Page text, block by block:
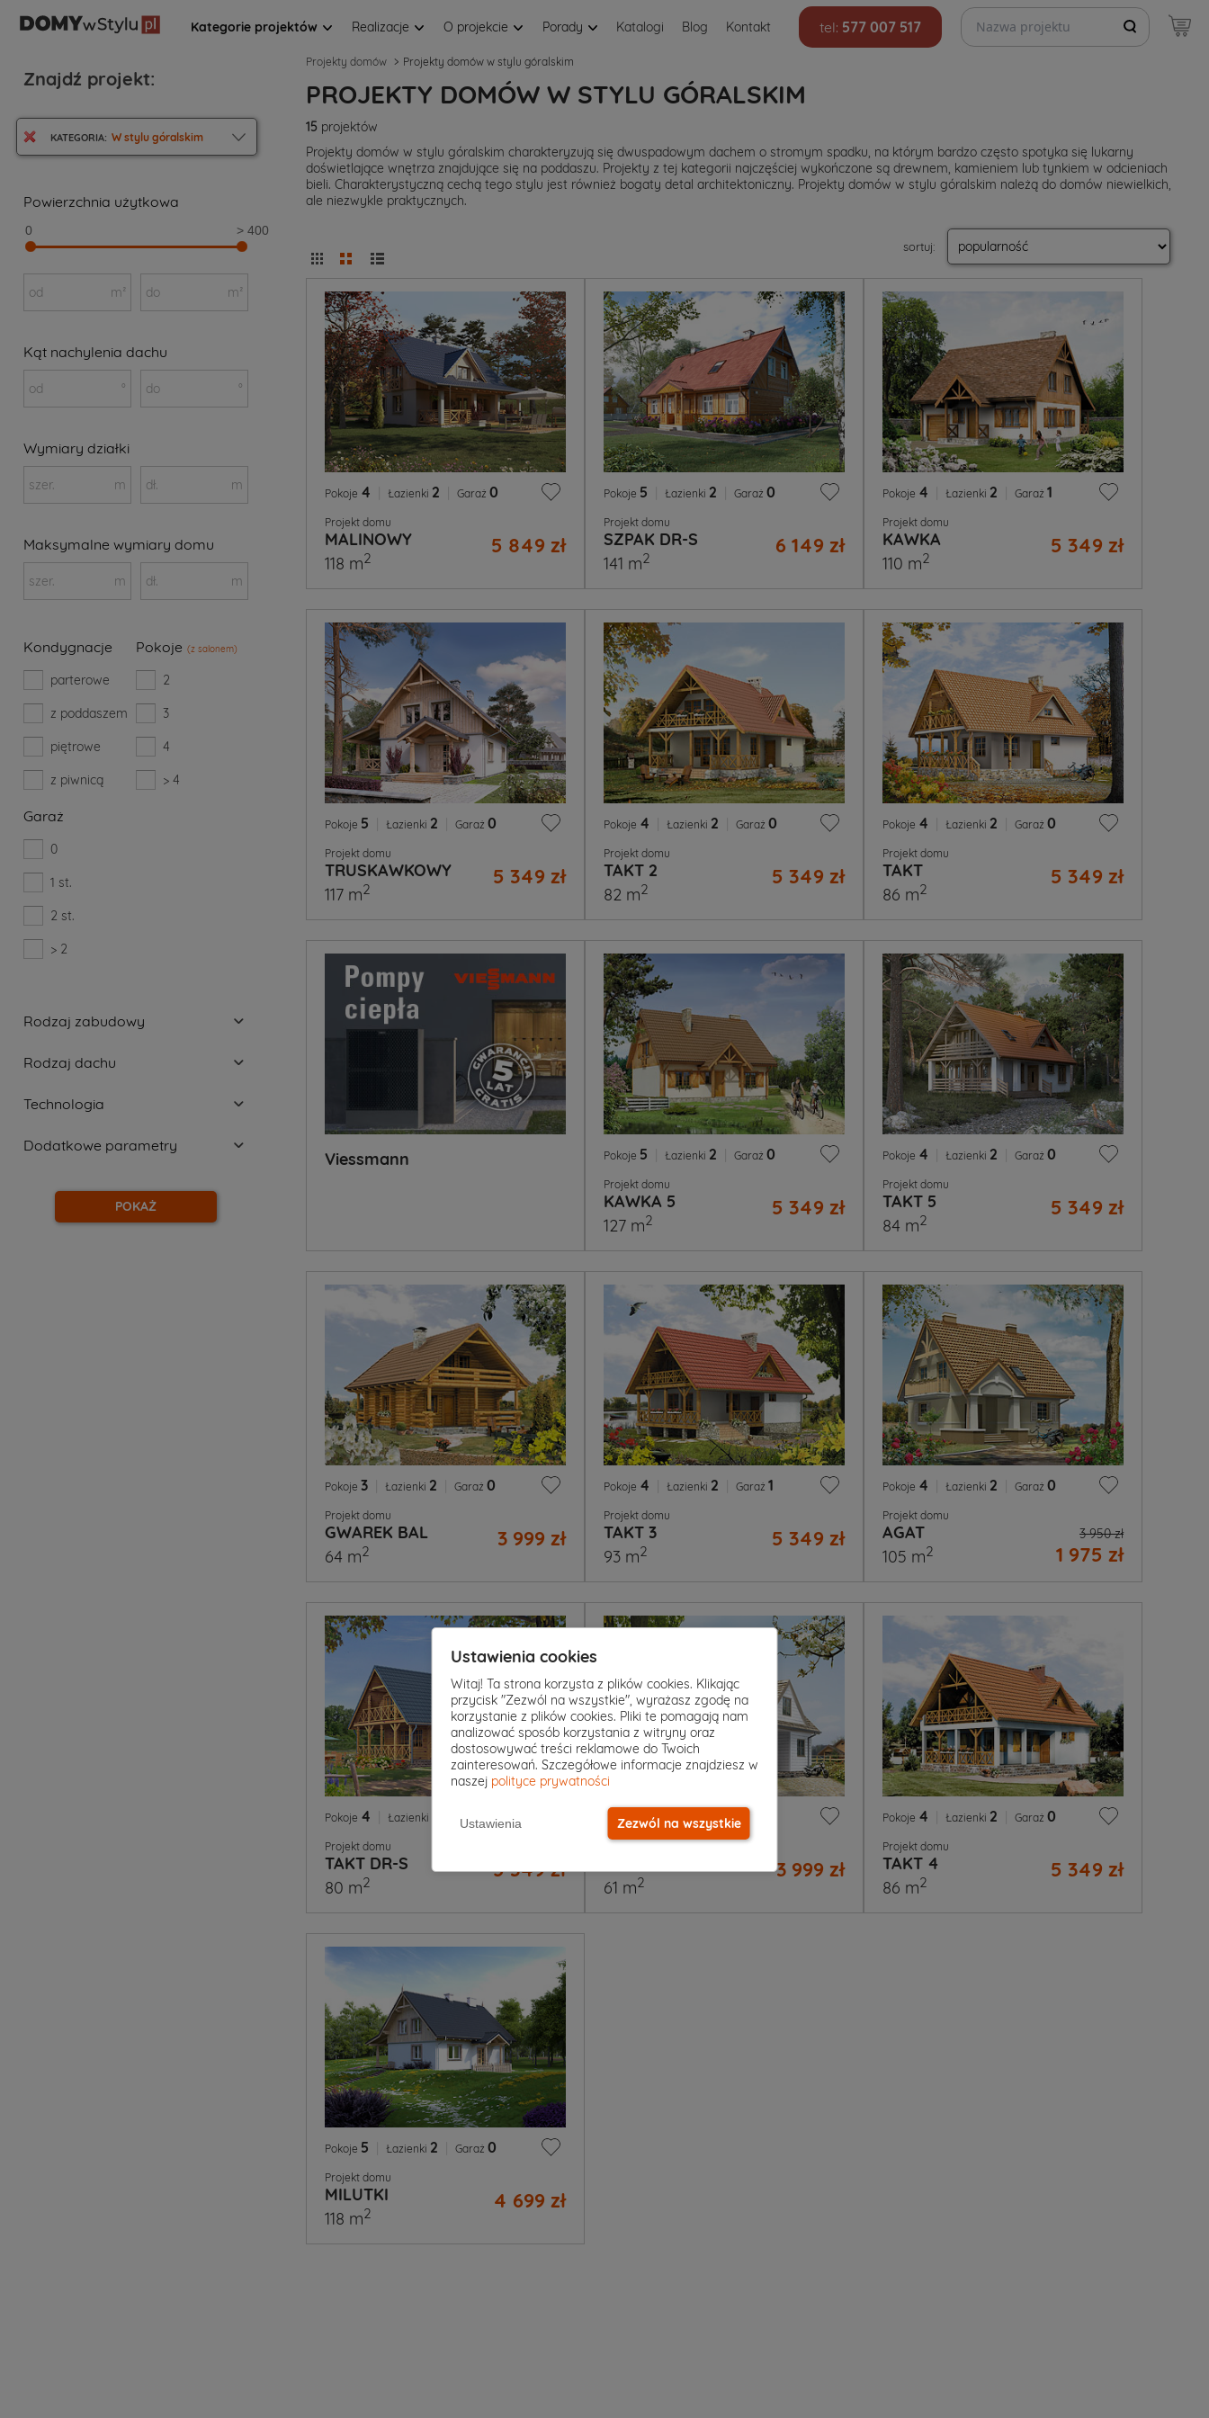
Kategorie projektów Realizacje O projekcie Porady Katalogi Blog Kontakt tel: 577 007 517
Szukaj projektów
Projekty domów Projekty domów w stylu góralskim
PROJEKTY DOMÓW W STYLU GÓRALSKIM
15 projektów
Projekty domów w stylu góralskim charakteryzują się dwuspadowym dachem o stromym spadku, na którym bardzo często spotyka się lukarny
doświetlające wnętrza znajdujące się na poddaszu. Projekty z tej kategorii najczęściej wykończone są drewnem, kamieniem lub tynkiem w odcieniach
bieli. Charakterystyczną cechą tego stylu jest również bogaty detal architektoniczny. Projekty domów w stylu góralskim należą do domów niewielkich,
ale niezwykle praktycznych.
sortuj:
Pokoje 4 Łazienki 2 Garaż 0
Projekt domu
MALINOWY 5 849 zł
118 m2
Pokoje 5 Łazienki 2 Garaż 0
Projekt domu
SZPAK DR-S 6 149 zł
141 m2
Pokoje 4 Łazienki 2 Garaż 1
Projekt domu
KAWKA 5 349 zł
110 m2
Pokoje 5 Łazienki 2 Garaż 0
Projekt domu
TRUSKAWKOWY 5 349 zł
117 m2
Pokoje 4 Łazienki 2 Garaż 0
Projekt domu
TAKT 2 5 349 zł
82 m2
Pokoje 4 Łazienki 2 Garaż 0
Projekt domu
TAKT 5 349 zł
86 m2
Viessmann Pokoje 5 Łazienki 2 Garaż 0
Projekt domu
KAWKA 5 5 349 zł
127 m2
Pokoje 4 Łazienki 2 Garaż 0
Projekt domu
TAKT 5 5 349 zł
84 m2
Pokoje 3 Łazienki 2 Garaż 0
Projekt domu
GWAREK BAL 3 999 zł
64 m2
Pokoje 4 Łazienki 2 Garaż 1
Projekt domu
TAKT 3 5 349 zł
93 m2
Pokoje 4 Łazienki 2 Garaż 0
Projekt domu
AGAT 3 950 zł
1 975 zł
105 m2
Pokoje 4 Łazienki Garaż 0
Projekt domu
TAKT DR-S 5 349 zł
80 m2
Pokoje5 Łazienki2 | Garaż
Projekt domu
3 999 zł
61 m2
Pokoje 4 Łazienki 2 Garaż 0
Projekt domu
TAKT 4 5 349 zł
86 m2
Pokoje 5 Łazienki 2 Garaż 0
Projekt domu
MILUTKI 4 699 zł
118 m2
Znajdź projekt:
KATEGORIA: W stylu góralskim
Powierzchnia użytkowa
0 > 400
od m² do m²
Kąt nachylenia dachu
od ° do °
Wymiary działki
szer. m dł. m
Maksymalne wymiary domu
szer. m dł. m
Kondygnacje
parterowe
z poddaszem
piętrowe
z piwnicą
Pokoje (z salonem)
2
3
4
> 4
Garaż
0
1 st.
2 st.
> 2
Rodzaj zabudowy
Rodzaj dachu
Technologia
Dodatkowe parametry
POKAŻ
Ustawienia cookies
Witaj! Ta strona korzysta z plików cookies. Klikając
przycisk "Zezwól na wszystkie", wyrażasz zgodę na
korzystanie z plików cookies. Pliki te pomagają nam
analizować sposób korzystania z witryny oraz
dostosowywać treści reklamowe do Twoich
zainteresowań. Szczegółowe informacje znajdziesz w
naszej polityce prywatności
Ustawienia Zezwól na wszystkie